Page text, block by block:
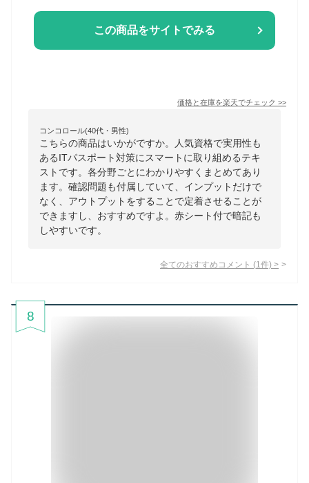
この商品をサイトでみる
価格と在庫を楽天でチェック >>
コンコロール(40代・男性)
こちらの商品はいかがですか。人気資格で実用性も
あるITパスポート対策にスマートに取り組めるテキ
ストです。各分野ごとにわかりやすくまとめてあり
ます。確認問題も付属していて、インプットだけで
なく、アウトプットをすることで定着させることが
できますし、おすすめですよ。赤シート付で暗記も
しやすいです。
全てのおすすめコメント (1 件) >
8